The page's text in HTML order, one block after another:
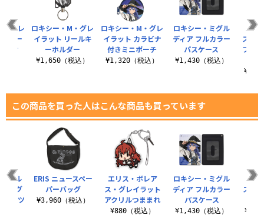
ロキシー・M・グレ
イラット カラビナ
付きミニポーチ
¥1,320（税込）
ロキシー・ミグル
ディア フルカラー
パスケース
¥1,430（税込）
エリ
ス・
フル
・グレ
ケー
ン付
ロキシー・M・グレ
イラット リールキ
ーホルダー
¥1,650（税込）
この商品を買った人はこんな商品も買っています
エリス・ボレア
ス・グレイラット
アクリルつままれ
¥880（税込）
ロキシー・ミグル
ディア フルカラー
パスケース
¥1,430（税込）
エリ
ス・
グル
ルグ
シャツ
ERIS ニュースペー
パーバッグ
¥3,960（税込）